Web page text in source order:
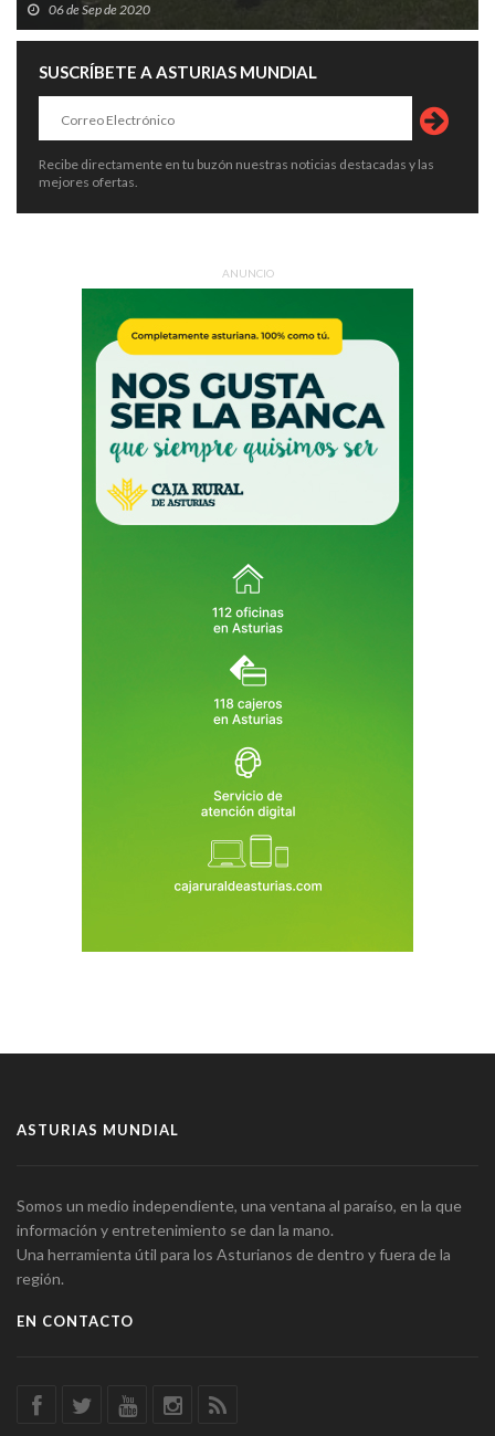
06 de Sep de 2020
SUSCRÍBETE A ASTURIAS MUNDIAL
Recibe directamente en tu buzón nuestras noticias destacadas y las
mejores ofertas.
ANUNCIO
ASTURIAS MUNDIAL
Somos un medio independiente, una ventana al paraíso, en la que
información y entretenimiento se dan la mano.
Una herramienta útil para los Asturianos de dentro y fuera de la
región.
EN CONTACTO